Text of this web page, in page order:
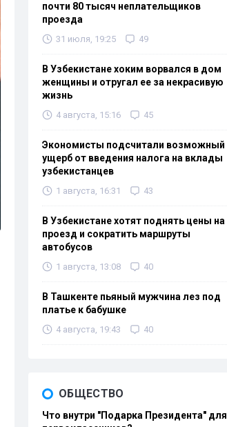
почти 80 тысяч неплательщиков
проезда
31 июля, 19:25 49
В Узбекистане хоким ворвался в дом
женщины и отругал ее за некрасивую
жизнь
4 августа, 15:16 45
Экономисты подсчитали возможный
ущерб от введения налога на вклады
узбекистанцев
1 августа, 16:31 43
В Узбекистане хотят поднять цены на
проезд и сократить маршруты
автобусов
1 августа, 13:08 40
В Ташкенте пьяный мужчина лез под
платье к бабушке
4 августа, 19:43 40
ОБЩЕСТВО
Что внутри "Подарка Президента" для